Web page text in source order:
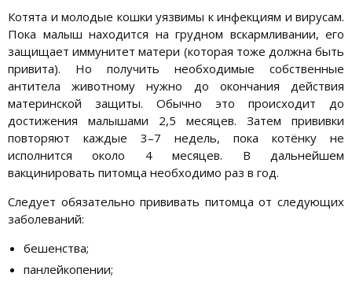
Котята и молодые кошки уязвимы к инфекциям и вирусам.
Пока малыш находится на грудном вскармливании, его
защищает иммунитет матери (которая тоже должна быть
привита). Но получить необходимые собственные
антитела животному нужно до окончания действия
материнской защиты. Обычно это происходит до
достижения малышами 2,5 месяцев. Затем прививки
повторяют каждые 3–7 недель, пока котёнку не
исполнится около 4 месяцев. В дальнейшем
вакцинировать питомца необходимо раз в год.
Следует обязательно прививать питомца от следующих
заболеваний:
бешенства;
панлейкопении;